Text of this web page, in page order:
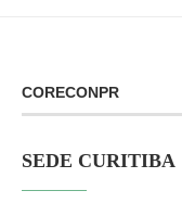
CORECONPR
SEDE CURITIBA